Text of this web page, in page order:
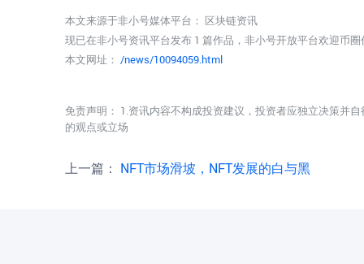
本文来源于非小号媒体平台： 区块链资讯
现已在非小号资讯平台发布 1 篇作品，非小号开放平台欢迎币
本文网址： /news/10094059.html
免责声明： 1.资讯内容不构成投资建议，投资者应独立决策并
的观点或立场
上一篇： NFT市场滑坡，NFT发展的白与黑